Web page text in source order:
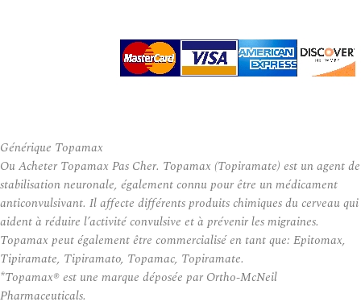
Générique Topamax
Ou Acheter Topamax Pas Cher. Topamax (Topiramate) est un agent de
stabilisation neuronale, également connu pour être un médicament
anticonvulsivant. Il affecte différents produits chimiques du cerveau qui
aident à réduire l’activité convulsive et à prévenir les migraines.
Topamax peut également être commercialisé en tant que: Epitomax,
Tipiramate, Tipiramato, Topamac, Topiramate.
*Topamax® est une marque déposée par Ortho-McNeil
Pharmaceuticals.